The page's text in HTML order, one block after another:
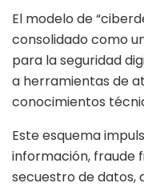
El modelo de
consolidado como
para la seguridad
a herramientas de
conocimientos
Este esquema
información, fraude
secuestro de datos,